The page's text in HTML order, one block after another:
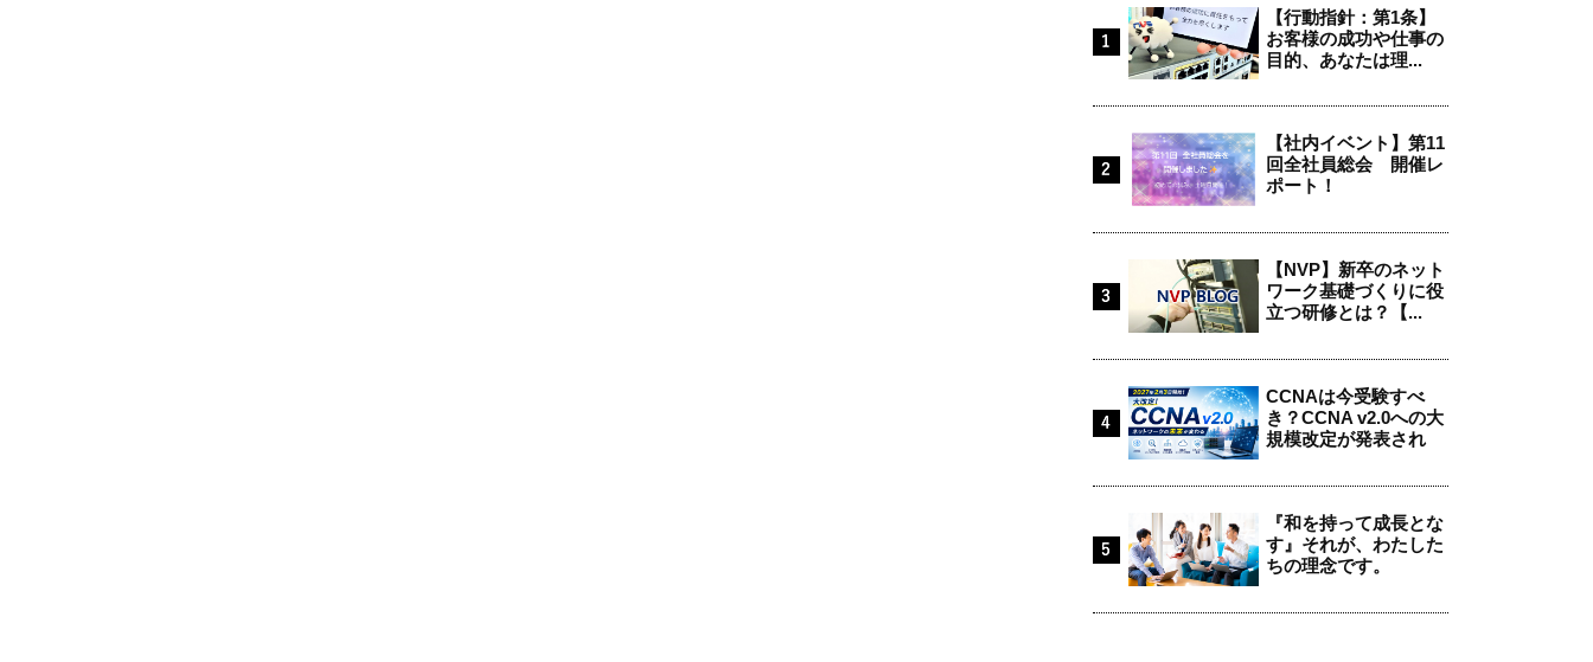
【行動指針：第1条】
お客様の成功や仕事の
目的、あなたは理...
【社内イベント】第11
回全社員総会 開催レ
ポート！
【NVP】新卒のネット
ワーク基礎づくりに役
立つ研修とは？【...
CCNAは今受験すべ
き？CCNA v2.0への大
規模改定が発表され
『和を持って成長とな
す』それが、わたした
ちの理念です。